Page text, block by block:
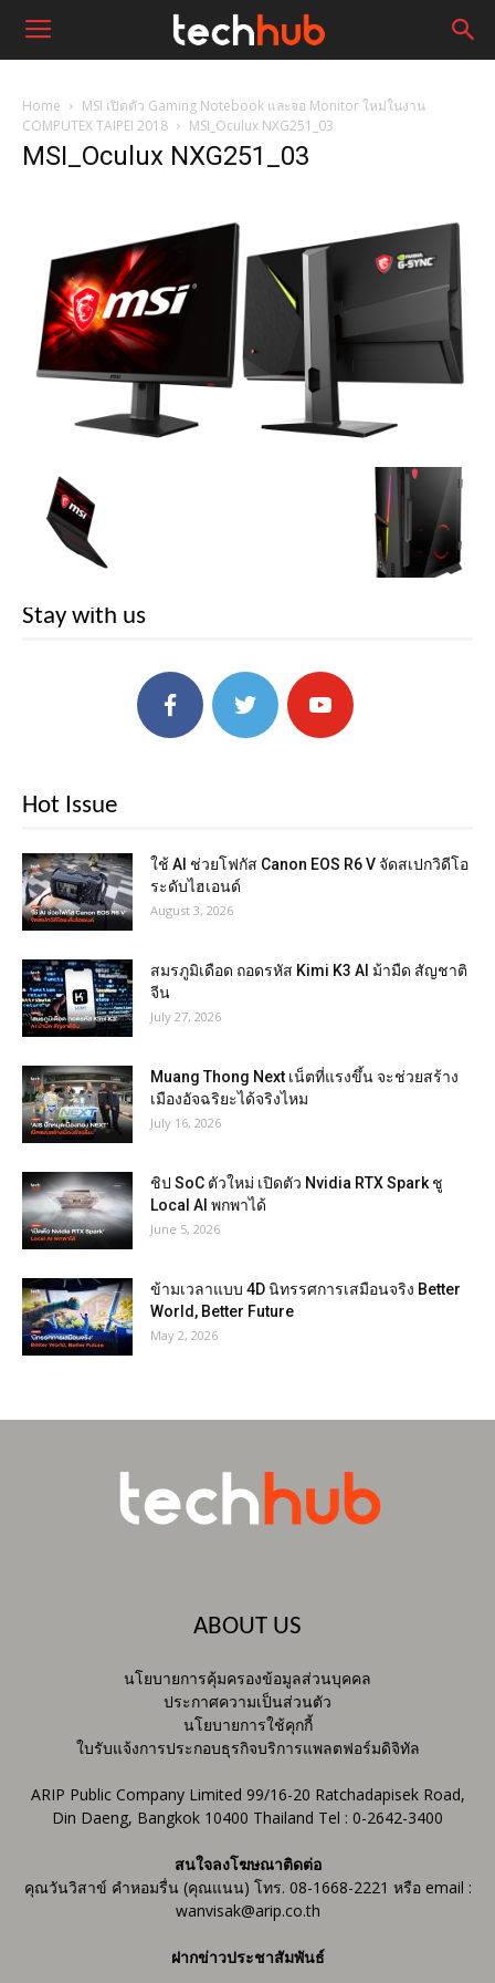
Home
MSI เปิดตัว Gaming Notebook และจอ Monitor ใหม่ในงาน
COMPUTEX TAIPEI 2018
MSI_Oculux NXG251_03
MSI_Oculux NXG251_03
Stay with us
Hot Issue
ใช้ AI ช่วยโฟกัส Canon EOS R6 V จัดสเปกวิดีโอ
ระดับไฮเอนด์
August 3, 2026
สมรภูมิเดือด ถอดรหัส Kimi K3 AI ม้ามืด สัญชาติ
จีน
July 27, 2026
Muang Thong Next เน็ตที่แรงขึ้น จะช่วยสร้าง
เมืองอัจฉริยะได้จริงไหม
July 16, 2026
ชิป SoC ตัวใหม่ เปิดตัว Nvidia RTX Spark ชู
Local AI พกพาได้
June 5, 2026
ข้ามเวลาแบบ 4D นิทรรศการเสมือนจริง Better
World, Better Future
May 2, 2026
ABOUT US
นโยบายการคุ้มครองข้อมูลส่วนบุคคล
ประกาศความเป็นส่วนตัว
นโยบายการใช้คุกกี้
ใบรับแจ้งการประกอบธุรกิจบริการแพลตฟอร์มดิจิทัล
ARIP Public Company Limited 99/16-20 Ratchadapisek Road,
Din Daeng, Bangkok 10400 Thailand Tel : 0-2642-3400
สนใจลงโฆษณาติดต่อ
คุณวันวิสาข์ คำหอมรื่น (คุณแนน) โทร. 08-1668-2221 หรือ email :
wanvisak@arip.co.th
ฝากข่าวประชาสัมพันธ์